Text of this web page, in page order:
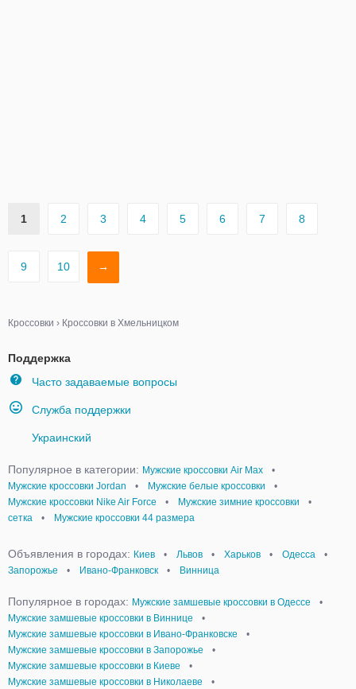
1 2 3 4 5 6 7 8
9 10 →
Кроссовки › Кроссовки в Хмельницком
Поддержка
Часто задаваемые вопросы
Служба поддержки
Украинский
Популярное в категории: Мужские кроссовки Air Max
•
Мужские кроссовки Jordan
• Мужские белые кроссовки
•
Мужские кроссовки Nike Air Force
• Мужские зимние кроссовки
•
сетка
• Мужские кроссовки 44 размера
Объявления в городах: Киев • Львов • Харьков • Одесса
•
Запорожье
• Ивано-Франковск • Винница
Популярное в городах: Мужские замшевые кроссовки в Одессе
•
Мужские замшевые кроссовки в Виннице
•
Мужские замшевые кроссовки в Ивано-Франковске
•
Мужские замшевые кроссовки в Запорожье
•
Мужские замшевые кроссовки в Киеве
•
Мужские замшевые кроссовки в Николаеве
•